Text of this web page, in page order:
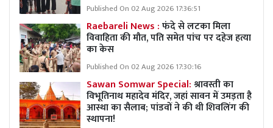
Published On 02 Aug 2026 17:36:51
Raebareli News :फंदे से लटका मिला
विवाहिता की मौत, पति समेत पांच पर दहेज हत्या
का केस
Published On 02 Aug 2026 17:30:16
Sawan Somwar Special:श्रावस्ती का
विभूतिनाथ महादेव मंदिर, जहां सावन में उमड़ता है
आस्था का सैलाब; पांडवों ने की थी शिवलिंग की
स्थापना!